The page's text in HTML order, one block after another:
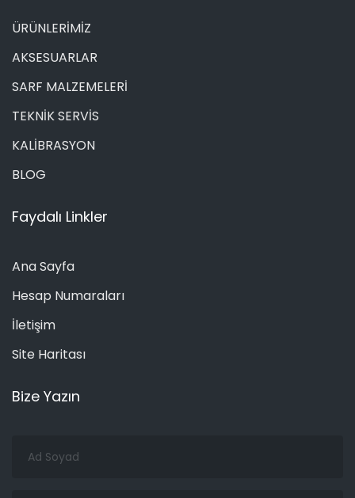
ÜRÜNLERİMİZ
AKSESUARLAR
SARF MALZEMELERİ
TEKNİK SERVİS
KALİBRASYON
BLOG
Faydalı Linkler
Ana Sayfa
Hesap Numaraları
İletişim
Site Haritası
Bize Yazın
Soyad